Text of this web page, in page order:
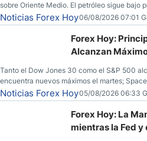
sobre Oriente Medio. El petróleo sigue bajo
fortaleza y los operadores esperan nuevas
Estados Unidos.
Noticias Forex Hoy06/08/2026 07:01
Forex Hoy:
Alcanzan
Tanto el Dow Jones 30 como el S&P 500
encuentra nuevos máximos el martes;
llamadas de ganancias; el petróleo crudo
nuevas esperanzas; el dólar
frente al yen; el peso mexicano ve un
Noticias Forex Hoy05/08/2026 06:33
Forex Hoy: La
mientras la Fed